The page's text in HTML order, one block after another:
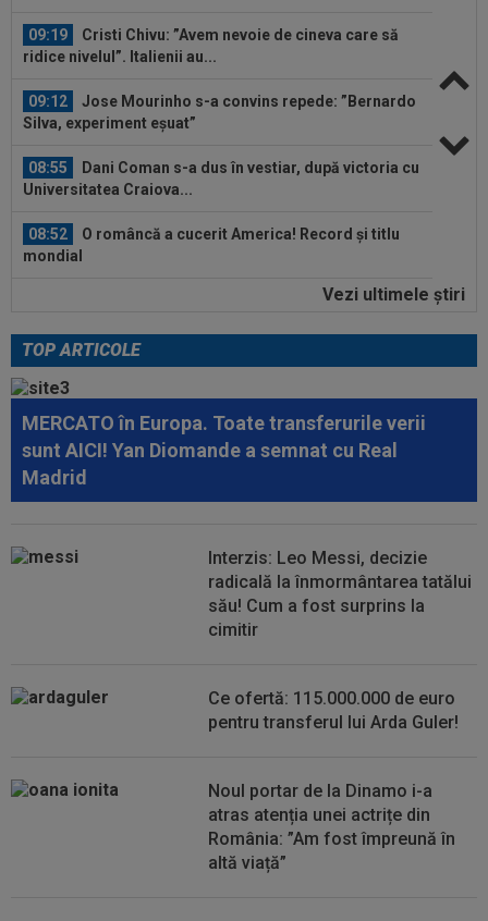
09:19
Cristi Chivu: ”Avem nevoie de cineva care să
ridice nivelul”. Italienii au...
09:12
Jose Mourinho s-a convins repede: ”Bernardo
Silva, experiment eșuat”
08:55
Dani Coman s-a dus în vestiar, după victoria cu
Universitatea Craiova...
08:52
O româncă a cucerit America! Record și titlu
mondial
Răsturnare de situație: fostul fotbalist de la
09:43 EXCLUSIV
Edi Iordănescu nu s-a ferit și a
spus ce îl supără cel mai tare: "Asta trebuie...
09:41
Barcelona a luat decizia cu Robert
Lewandowski!
09:39
Antrenorul lui KuPS se teme înaintea returului
09:19
Cristi Chivu: ”Avem nevoie de cineva care să
ridice nivelul”. Italienii au...
Jose Mourinho s-a convins repede: ”Bernardo
Vezi ultimele ştiri
TOP ARTICOLE
MERCATO în Europa. Toate transferurile verii
sunt AICI! Yan Diomande a semnat cu Real
Madrid
Interzis: Leo Messi, decizie
radicală la înmormântarea tatălui
său! Cum a fost surprins la
cimitir
Ce ofertă: 115.000.000 de euro
pentru transferul lui Arda Guler!
Noul portar de la Dinamo i-a
atras atenția unei actrițe din
România: ”Am fost împreună în
altă viață”